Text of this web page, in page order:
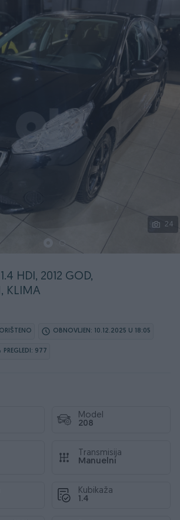
Podijeli
24
HDI, 2012 GOD,
KLIMA
OBNOVLJEN: 10.12.2025 U 18:05
PREGLEDI: 977
Model
208
Transmisija
Manuelni
Kubikaža
1.4